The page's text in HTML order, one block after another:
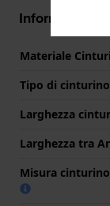
Informazioni
Materiale
Tipo di cinturino
Larghezza
Larghezza tra
Misura